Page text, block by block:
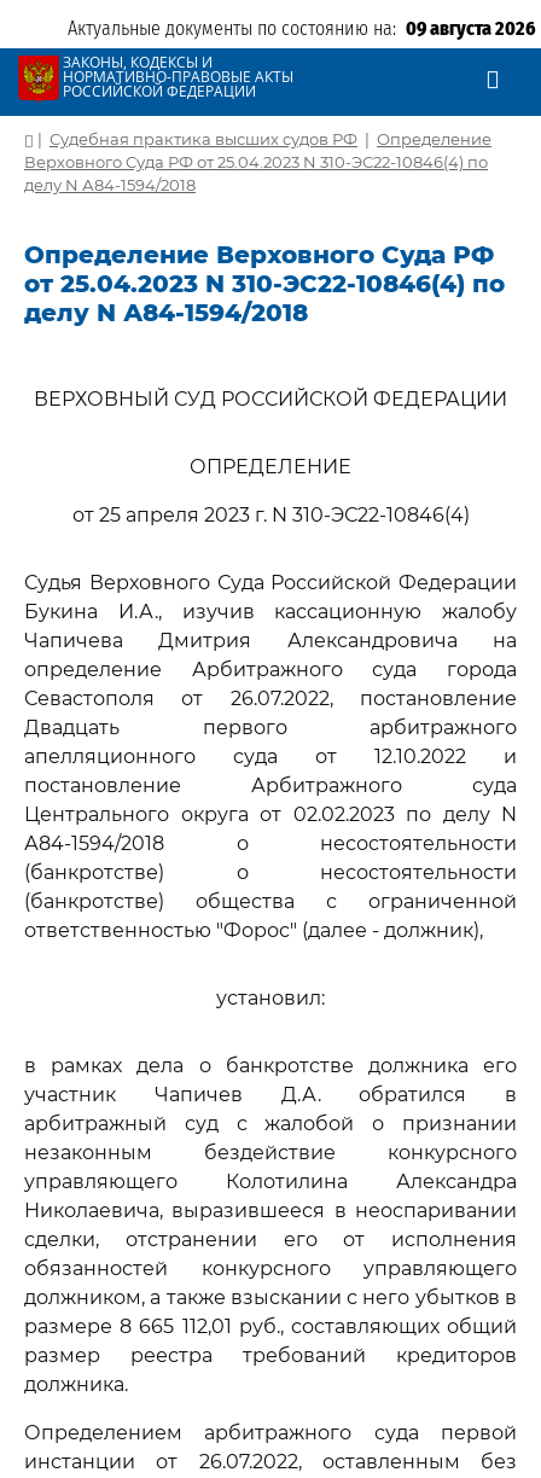
Актуальные документы по состоянию на: 09 августа 2026
ЗАКОНЫ, КОДЕКСЫ И
НОРМАТИВНО-ПРАВОВЫЕ АКТЫ
РОССИЙСКОЙ ФЕДЕРАЦИИ
| Судебная практика высших судов РФ | Определение
Верховного Суда РФ от 25.04.2023 N 310-ЭС22-10846(4) по
делу N А84-1594/2018
Определение Верховного Суда РФ
от 25.04.2023 N 310-ЭС22-10846(4) по
делу N А84-1594/2018
ВЕРХОВНЫЙ СУД РОССИЙСКОЙ ФЕДЕРАЦИИ
ОПРЕДЕЛЕНИЕ
от 25 апреля 2023 г. N 310-ЭС22-10846(4)
Судья Верховного Суда Российской Федерации
Букина И.А., изучив кассационную жалобу
Чапичева Дмитрия Александровича на
определение Арбитражного суда города
Севастополя от 26.07.2022, постановление
Двадцать первого арбитражного
апелляционного суда от 12.10.2022 и
постановление Арбитражного суда
Центрального округа от 02.02.2023 по делу N
А84-1594/2018 о несостоятельности
(банкротстве) о несостоятельности
(банкротстве) общества с ограниченной
ответственностью "Форос" (далее - должник),
установил:
в рамках дела о банкротстве должника его
участник Чапичев Д.А. обратился в
арбитражный суд с жалобой о признании
незаконным бездействие конкурсного
управляющего Колотилина Александра
Николаевича, выразившееся в неоспаривании
сделки, отстранении его от исполнения
обязанностей конкурсного управляющего
должником, а также взыскании с него убытков в
размере 8 665 112,01 руб., составляющих общий
размер реестра требований кредиторов
должника.
Определением арбитражного суда первой
инстанции от 26.07.2022, оставленным без